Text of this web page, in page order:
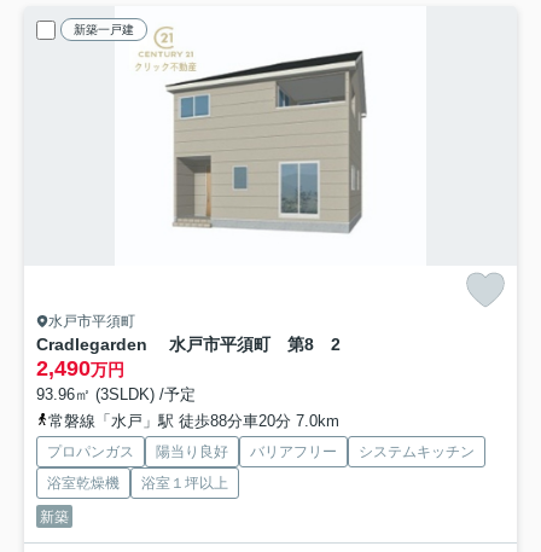
新築一戸建
水戸市平須町
Cradlegarden 水戸市平須町 第8 2
2,490万円
93.96㎡ (3SLDK) /予定
常磐線「水戸」駅 徒歩88分車20分 7.0km
プロパンガス 陽当り良好 バリアフリー
システムキッチン
浴室乾燥機
浴室１坪以上
新築